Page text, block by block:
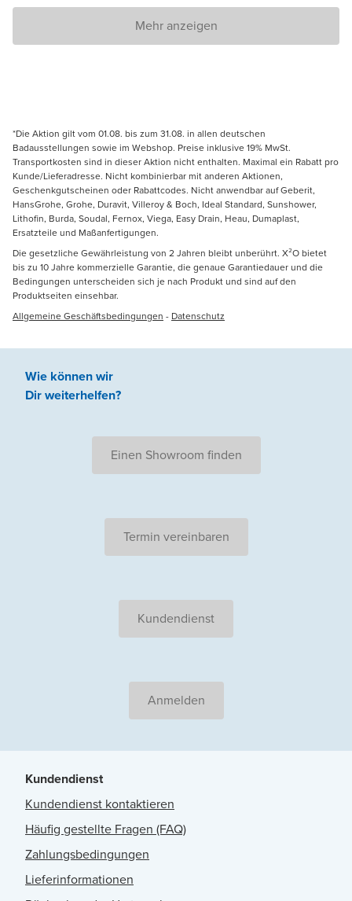
Mehr anzeigen
*Die Aktion gilt vom 01.08. bis zum 31.08. in allen deutschen
Badausstellungen sowie im Webshop. Preise inklusive 19% MwSt.
Transportkosten sind in dieser Aktion nicht enthalten. Maximal ein Rabatt pro
Kunde/Lieferadresse. Nicht kombinierbar mit anderen Aktionen,
Geschenkgutscheinen oder Rabattcodes. Nicht anwendbar auf Geberit,
HansGrohe, Grohe, Duravit, Villeroy & Boch, Ideal Standard, Sunshower,
Lithofin, Burda, Soudal, Fernox, Viega, Easy Drain, Heau, Dumaplast,
Ersatzteile und Maßanfertigungen.
Die gesetzliche Gewährleistung von 2 Jahren bleibt unberührt. X²O bietet
bis zu 10 Jahre kommerzielle Garantie, die genaue Garantiedauer und die
Bedingungen unterscheiden sich je nach Produkt und sind auf den
Produktseiten einsehbar.
Allgemeine Geschäftsbedingungen - Datenschutz
Wie können wir
Dir weiterhelfen?
Einen Showroom finden
Termin vereinbaren
Kundendienst
Anmelden
Kundendienst
Kundendienst kontaktieren
Häufig gestellte Fragen (FAQ)
Zahlungsbedingungen
Lieferinformationen